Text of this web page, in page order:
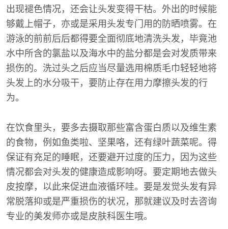
出现褪色情况，还会让头发变得干枯。外出的时候能
够戴上帽子，亦或是采用头发专门用的防晒喷雾。在
游泳的前前后后都得要全面彻底地清洗头发，毕竟池
水中所含的氯盐以及海水中的盐分都是会对发质带来
损伤的。洗过头之后应当尽量选用棉质毛巾轻轻地将
头发上的水分吸干，要防止存在用力摩擦头发的行
为。
在饮食里头，要多去摄取那些富含蛋白质以及维生素
的食物，例如鱼类啦、坚果咯，还有绿叶蔬菜呢。得
保证有充足的睡眠，还要避开过度的压力，因为这些
情况都会对头发的健康造成影响呀。要定期地去做头
皮按摩，以此来促进血液循环哇。要是发觉头发有异
常脱落抑或是严重损伤的状况，那就建议及时去咨询
专业的美发师亦或是皮肤科医生哦。